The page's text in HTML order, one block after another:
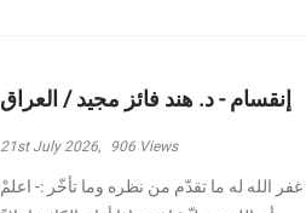
إنقسام - د. هند فائز مجيد / العراق
21st July 2026, 906Views
الله له ما تقدّم من نظره وما تأخّر :- ‏اعلمْ